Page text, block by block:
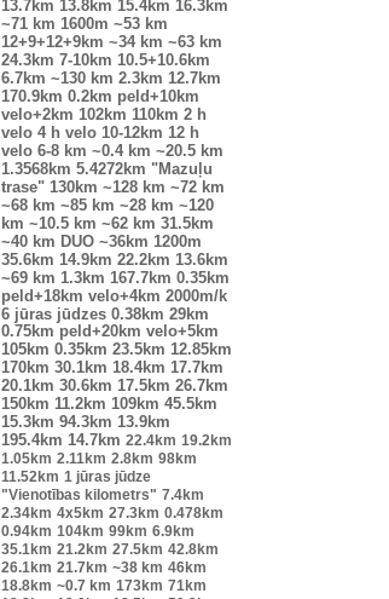
13.7km 13.8km 15.4km 16.3km
~71 km 1600m ~53 km
12+9+12+9km ~34 km ~63 km
24.3km 7-10km 10.5+10.6km
6.7km ~130 km 2.3km 12.7km
170.9km 0.2km peld+10km
velo+2km 102km 110km 2 h
velo 4 h velo 10-12km 12 h
velo 6-8 km ~0.4 km ~20.5 km
1.3568km 5.4272km "Mazuļu
trase" 130km ~128 km ~72 km
~68 km ~85 km ~28 km ~120
km ~10.5 km ~62 km 31.5km
~40 km DUO ~36km 1200m
35.6km 14.9km 22.2km 13.6km
~69 km 1.3km 167.7km 0.35km
peld+18km velo+4km 2000m/k
6 jūras jūdzes 0.38km 29km
0.75km peld+20km velo+5km
105km 0.35km 23.5km 12.85km
170km 30.1km 18.4km 17.7km
20.1km 30.6km 17.5km 26.7km
150km 11.2km 109km 45.5km
15.3km 94.3km 13.9km
195.4km 14.7km 22.4km 19.2km
1.05km 2.11km 2.8km 98km
11.52km 1 jūras jūdze
"Vienotības kilometrs" 7.4km
2.34km 4x5km 27.3km 0.478km
0.94km 104km 99km 6.9km
35.1km 21.2km 27.5km 42.8km
26.1km 21.7km ~38 km 46km
18.8km ~0.7 km 173km 71km